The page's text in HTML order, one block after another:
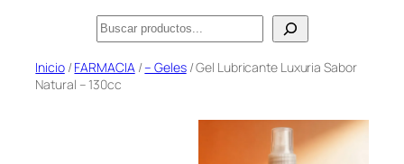
Buscar
SaltarInicio/FARMACIA/– Geles/ Gel Lubricante Luxuria Sabor
Natural – 130cc